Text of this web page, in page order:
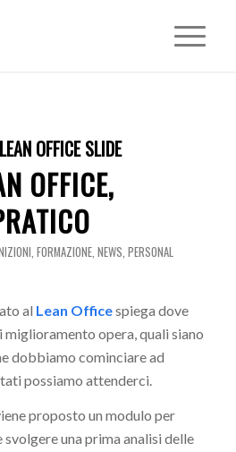
LEAN OFFICE SLIDE
OFFICE,
, FORMAZIONE, NEWS, PERSONAL
al Lean Officespiega dove
opera, quali siano
dobbiamo cominciare ad
possiamo attenderci.
proposto un modulo per
una prima analisi delle